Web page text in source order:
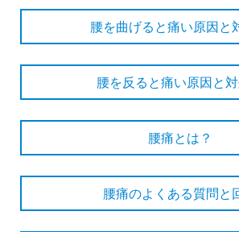
腰を曲げると痛い原因と
腰を反ると痛い原因と
腰痛とは？
腰痛のよくある質問と